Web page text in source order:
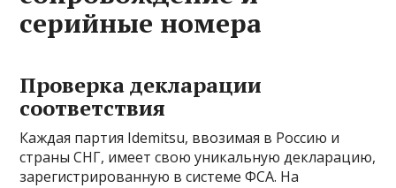
серийные номера
Проверка декларации
соответствия
Каждая партия Idemitsu, ввозимая в Россию и
страны СНГ, имеет свою уникальную декларацию,
зарегистрированную в системе ФСА. На